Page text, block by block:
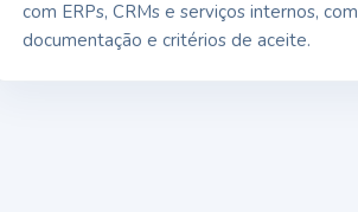
com ERPs, CRMs e serviços internos, com
documentação e critérios de aceite.